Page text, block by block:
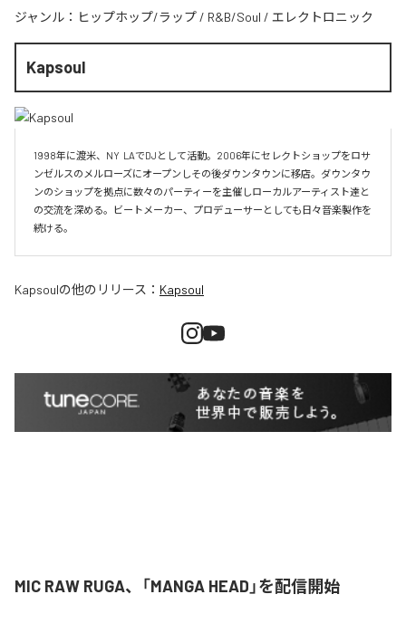
ジャンル： ヒップホップ/ラップ / R&B/Soul / エレクトロニック
Kapsoul
1998年に渡米、NY  LAでDJとして活動。2006年にセレクトショップをロサ
ンゼルスのメルローズにオープンしその後ダウンタウンに移店。ダウンタウ
ンのショップを拠点に数々のパーティーを主催しローカルアーティスト達と
の交流を深める。ビートメーカー、プロデューサーとしても日々音楽製作を
続ける。
Kapsoulの他のリリース： Kapsoul
MIC RAW RUGA、「MANGA HEAD」を配信開始